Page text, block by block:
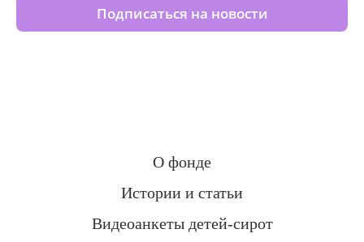
Подписаться на новости
О фонде
Истории и статьи
Видеоанкеты детей-сирот